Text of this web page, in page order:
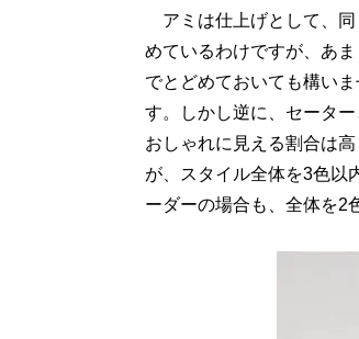
アミは仕上げとして、同
めているわけですが、あ
でとどめておいても構い
す。しかし逆に、セータ
おしゃれに見える割合は
が、スタイル全体を3色以
ーダーの場合も、全体を2